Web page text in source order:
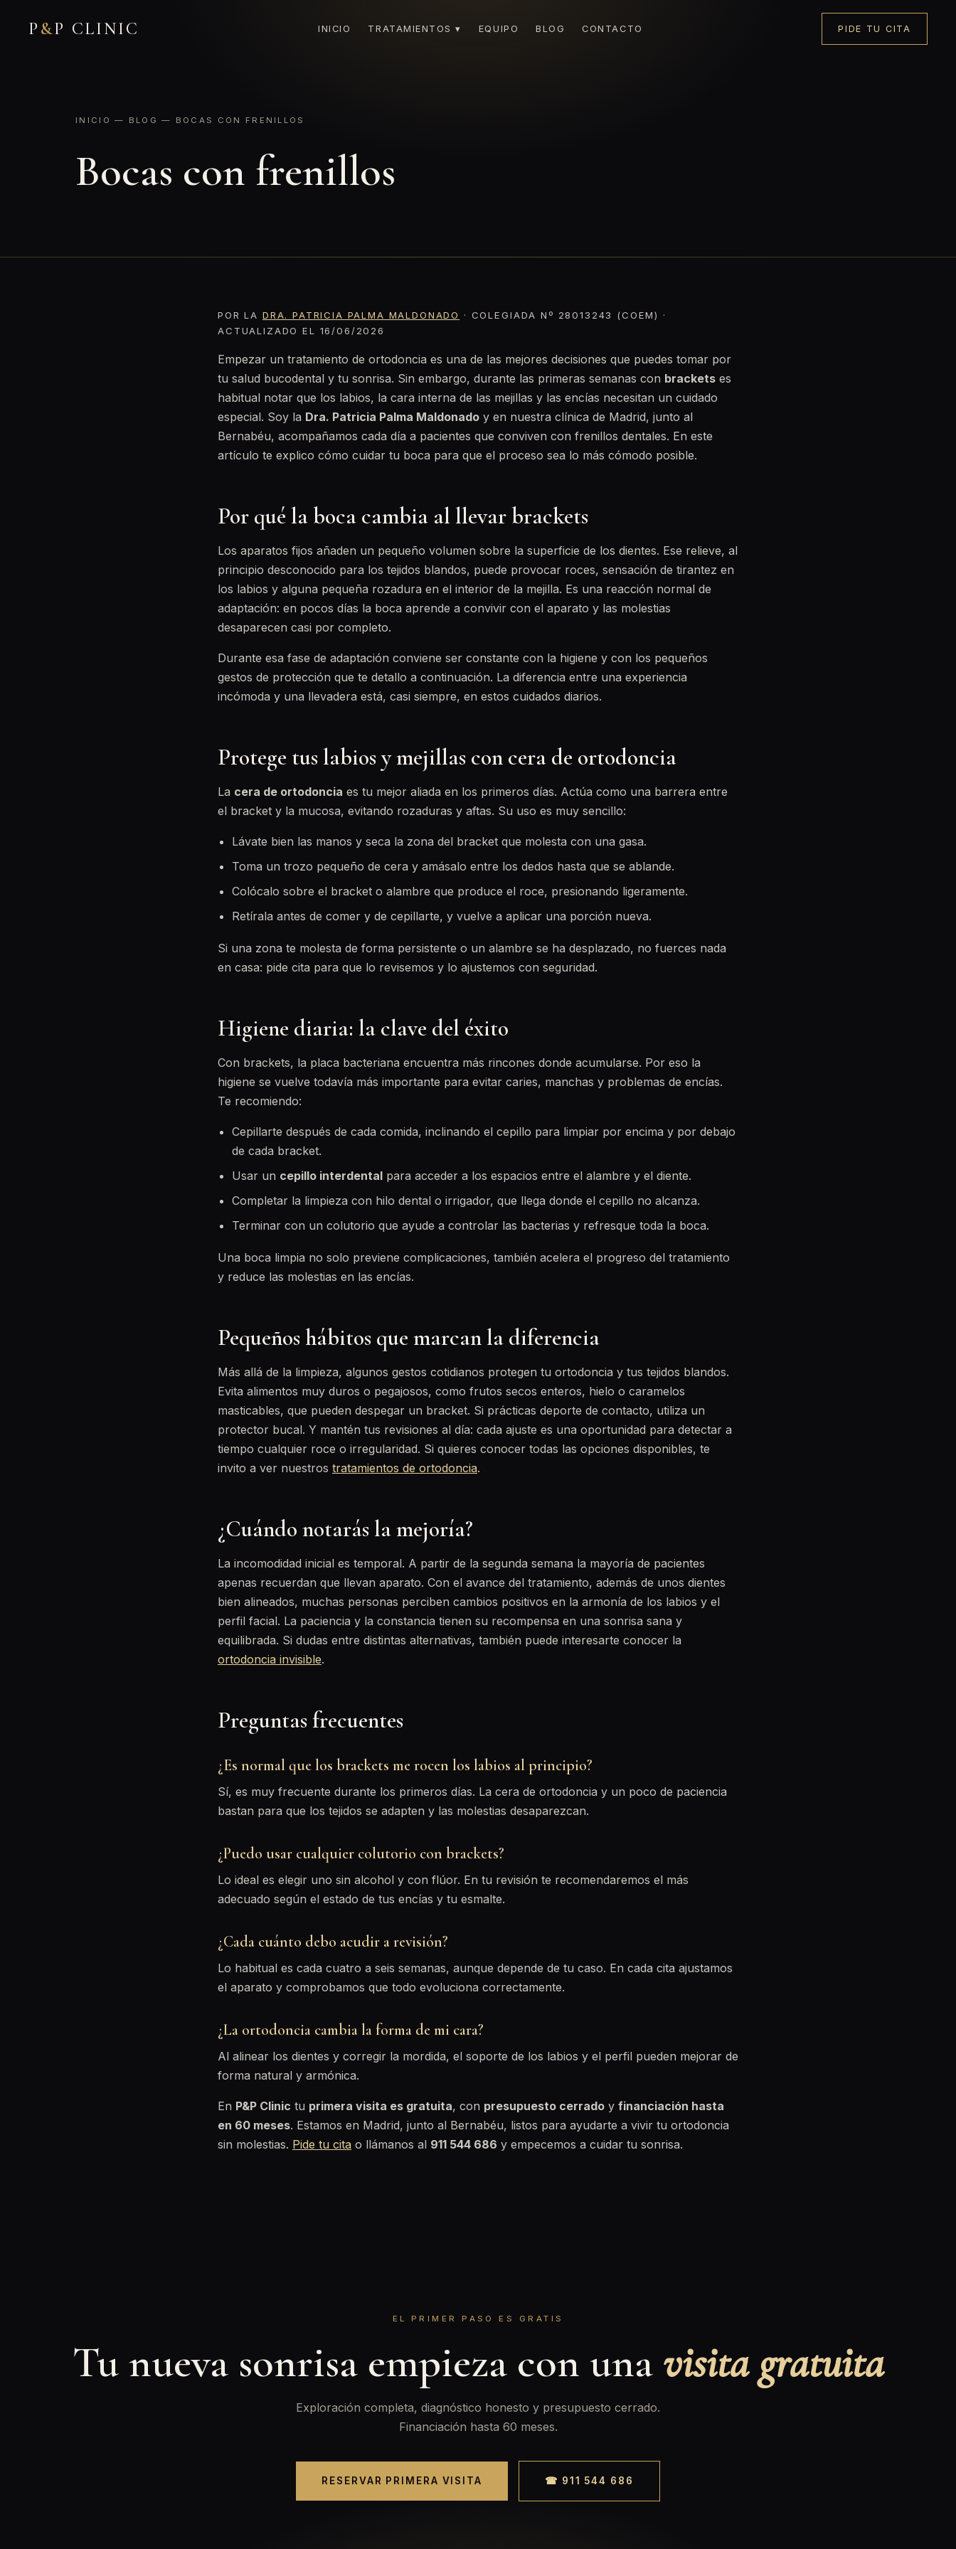
P &P CLINIC INICIO TRATAMIENTOS ▾ EQUIPO BLOG CONTACTO PIDE TU CITA
INICIO — BLOG — BOCAS CON FRENILLOS
Bocas con frenillos
POR LA DRA. PATRICIA PALMA MALDONADO
· COLEGIADA Nº 28013243 (COEM) ·
ACTUALIZADO EL 16/06/2026
Empezar un tratamiento de ortodoncia es una de las mejores decisiones que puedes tomar por
tu salud bucodental y tu sonrisa. Sin embargo, durante las primeras semanas con brackets es
habitual notar que los labios, la cara interna de las mejillas y las encías necesitan un cuidado
especial. Soy la Dra. Patricia Palma Maldonado y en nuestra clínica de Madrid, junto al
Bernabéu, acompañamos cada día a pacientes que conviven con frenillos dentales. En este
artículo te explico cómo cuidar tu boca para que el proceso sea lo más cómodo posible.
Por qué la boca cambia al llevar brackets
Los aparatos fijos añaden un pequeño volumen sobre la superficie de los dientes. Ese relieve, al
principio desconocido para los tejidos blandos, puede provocar roces, sensación de tirantez en
los labios y alguna pequeña rozadura en el interior de la mejilla. Es una reacción normal de
adaptación: en pocos días la boca aprende a convivir con el aparato y las molestias
desaparecen casi por completo.
Durante esa fase de adaptación conviene ser constante con la higiene y con los pequeños
gestos de protección que te detallo a continuación. La diferencia entre una experiencia
incómoda y una llevadera está, casi siempre, en estos cuidados diarios.
Protege tus labios y mejillas con cera de ortodoncia
La cera de ortodoncia es tu mejor aliada en los primeros días. Actúa como una barrera entre
el bracket y la mucosa, evitando rozaduras y aftas. Su uso es muy sencillo:
Lávate bien las manos y seca la zona del bracket que molesta con una gasa.
Toma un trozo pequeño de cera y amásalo entre los dedos hasta que se ablande.
Colócalo sobre el bracket o alambre que produce el roce, presionando ligeramente.
Retírala antes de comer y de cepillarte, y vuelve a aplicar una porción nueva.
Si una zona te molesta de forma persistente o un alambre se ha desplazado, no fuerces nada
en casa: pide cita para que lo revisemos y lo ajustemos con seguridad.
Higiene diaria: la clave del éxito
Con brackets, la placa bacteriana encuentra más rincones donde acumularse. Por eso la
higiene se vuelve todavía más importante para evitar caries, manchas y problemas de encías.
Te recomiendo:
Cepillarte después de cada comida, inclinando el cepillo para limpiar por encima y por debajo
de cada bracket.
Usar un cepillo interdental para acceder a los espacios entre el alambre y el diente.
Completar la limpieza con hilo dental o irrigador, que llega donde el cepillo no alcanza.
Terminar con un colutorio que ayude a controlar las bacterias y refresque toda la boca.
Una boca limpia no solo previene complicaciones, también acelera el progreso del tratamiento
y reduce las molestias en las encías.
Pequeños hábitos que marcan la diferencia
Más allá de la limpieza, algunos gestos cotidianos protegen tu ortodoncia y tus tejidos blandos.
Evita alimentos muy duros o pegajosos, como frutos secos enteros, hielo o caramelos
masticables, que pueden despegar un bracket. Si prácticas deporte de contacto, utiliza un
protector bucal. Y mantén tus revisiones al día: cada ajuste es una oportunidad para detectar a
tiempo cualquier roce o irregularidad. Si quieres conocer todas las opciones disponibles, te
invito a ver nuestros tratamientos de ortodoncia.
¿Cuándo notarás la mejoría?
La incomodidad inicial es temporal. A partir de la segunda semana la mayoría de pacientes
apenas recuerdan que llevan aparato. Con el avance del tratamiento, además de unos dientes
bien alineados, muchas personas perciben cambios positivos en la armonía de los labios y el
perfil facial. La paciencia y la constancia tienen su recompensa en una sonrisa sana y
equilibrada. Si dudas entre distintas alternativas, también puede interesarte conocer la
ortodoncia invisible.
Preguntas frecuentes
¿Es normal que los brackets me rocen los labios al principio?
Sí, es muy frecuente durante los primeros días. La cera de ortodoncia y un poco de paciencia
bastan para que los tejidos se adapten y las molestias desaparezcan.
¿Puedo usar cualquier colutorio con brackets?
Lo ideal es elegir uno sin alcohol y con flúor. En tu revisión te recomendaremos el más
adecuado según el estado de tus encías y tu esmalte.
¿Cada cuánto debo acudir a revisión?
Lo habitual es cada cuatro a seis semanas, aunque depende de tu caso. En cada cita ajustamos
el aparato y comprobamos que todo evoluciona correctamente.
¿La ortodoncia cambia la forma de mi cara?
Al alinear los dientes y corregir la mordida, el soporte de los labios y el perfil pueden mejorar de
forma natural y armónica.
En P&P Clinic tu primera visita es gratuita, con presupuesto cerrado y financiación hasta
en 60 meses. Estamos en Madrid, junto al Bernabéu, listos para ayudarte a vivir tu ortodoncia
sin molestias. Pide tu cita o llámanos al 911 544 686 y empecemos a cuidar tu sonrisa.
EL PRIMER PASO ES GRATIS
Tu nueva sonrisa empieza con una visita gratuita
Exploración completa, diagnóstico honesto y presupuesto cerrado.
Financiación hasta 60 meses.
RESERVAR PRIMERA VISITA ☎ 911 544 686